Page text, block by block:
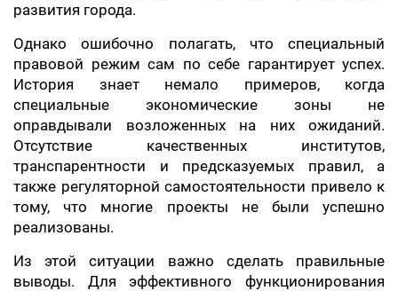
развития города.
Однако ошибочно полагать, что специальный
правовой режим сам по себе гарантирует успех.
История знает немало примеров, когда
специальные экономические зоны не
оправдывали возложенных на них ожиданий.
Отсутствие качественных институтов,
транспарентности и предсказуемых правил, а
также регуляторной самостоятельности привело к
тому, что многие проекты не были успешно
реализованы.
Из этой ситуации важно сделать правильные
выводы. Для эффективного функционирования